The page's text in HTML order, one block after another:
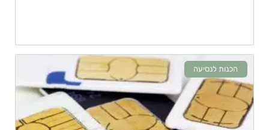
הכנות לנסיעה